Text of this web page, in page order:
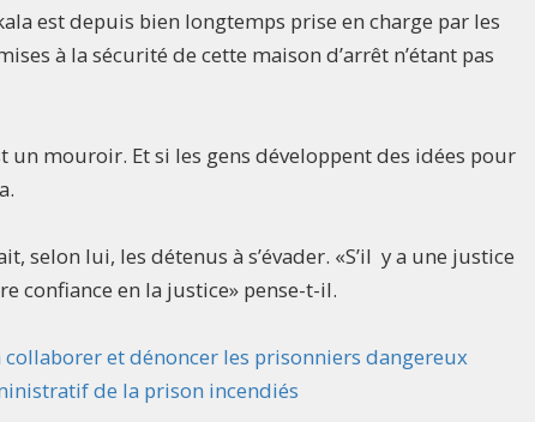
est depuis bien longtemps prise en charge par les
à la sécurité de cette maison d’arrêt n’étant pas
un mouroir. Et si les gens développent des idées pour
lui, les détenus à s’évader. «S’il y a une justice
confiance en la justice» pense-t-il.
et dénoncer les prisonniers dangereux
de la prison incendiés